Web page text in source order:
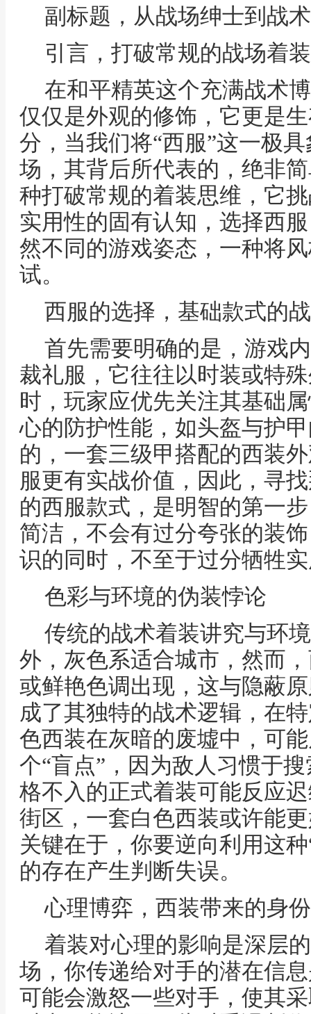
副标题，从战场绅士到战
引言，打破常规的战场着
在和平精英这个充满战术
仅仅是外观的修饰，它更是
分，当我们将“西服”这一极
场，其背后所代表的，绝非
种打破常规的着装思维，它
实用性的固有认知，选择西
然不同的游戏姿态，一种将
试。
西服的选择，基础款式的
首先需要明确的是，游戏
裁礼服，它往往以时装或特
时，玩家应优先关注其基础
心的防护性能，如头盔与护
的，一套三级甲搭配的西装
服更有实战价值，因此，寻
的西服款式，是明智的第一
简洁，不会有过分夸张的装
识的同时，不至于过分牺牲
色彩与环境的伪装悖论
传统的战术着装讲究与环
外，灰色系适合城市，然而
或鲜艳色调出现，这与隐蔽
成了其独特的战术逻辑，在
色西装在灰暗的废墟中，可
个“盲点”，因为敌人习惯于
格不入的正式着装可能反应
街区，一套白色西装或许能
关键在于，你要逆向利用这
的存在产生判断失误。
心理博弈，西装带来的身
着装对心理的影响是深层
场，你传递给对手的潜在信
可能会激怒一些对手，使其